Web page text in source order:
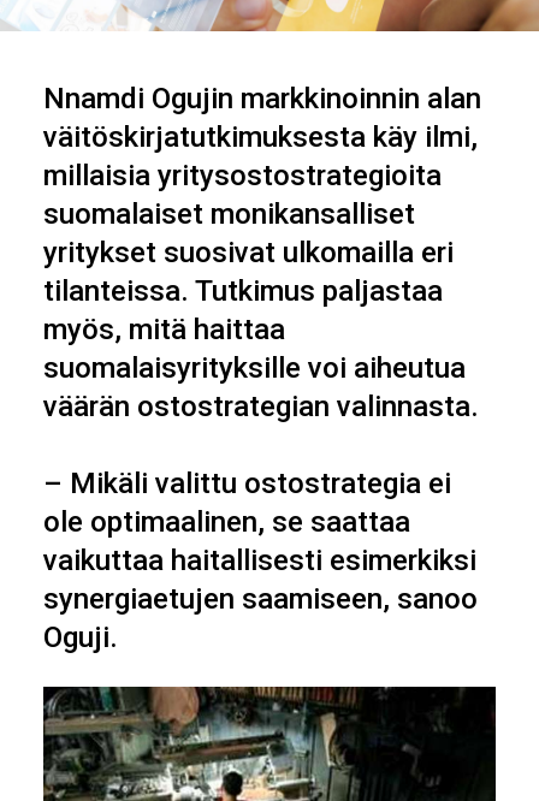
Nnamdi Ogujin markkinoinnin alan
väitöskirjatutkimuksesta käy ilmi,
millaisia yritysostostrategioita
suomalaiset monikansalliset
yritykset suosivat ulkomailla eri
tilanteissa. Tutkimus paljastaa
myös, mitä haittaa
suomalaisyrityksille voi aiheutua
väärän ostostrategian valinnasta.
– Mikäli valittu ostostrategia ei
ole optimaalinen, se saattaa
vaikuttaa haitallisesti esimerkiksi
synergiaetujen saamiseen, sanoo
Oguji.